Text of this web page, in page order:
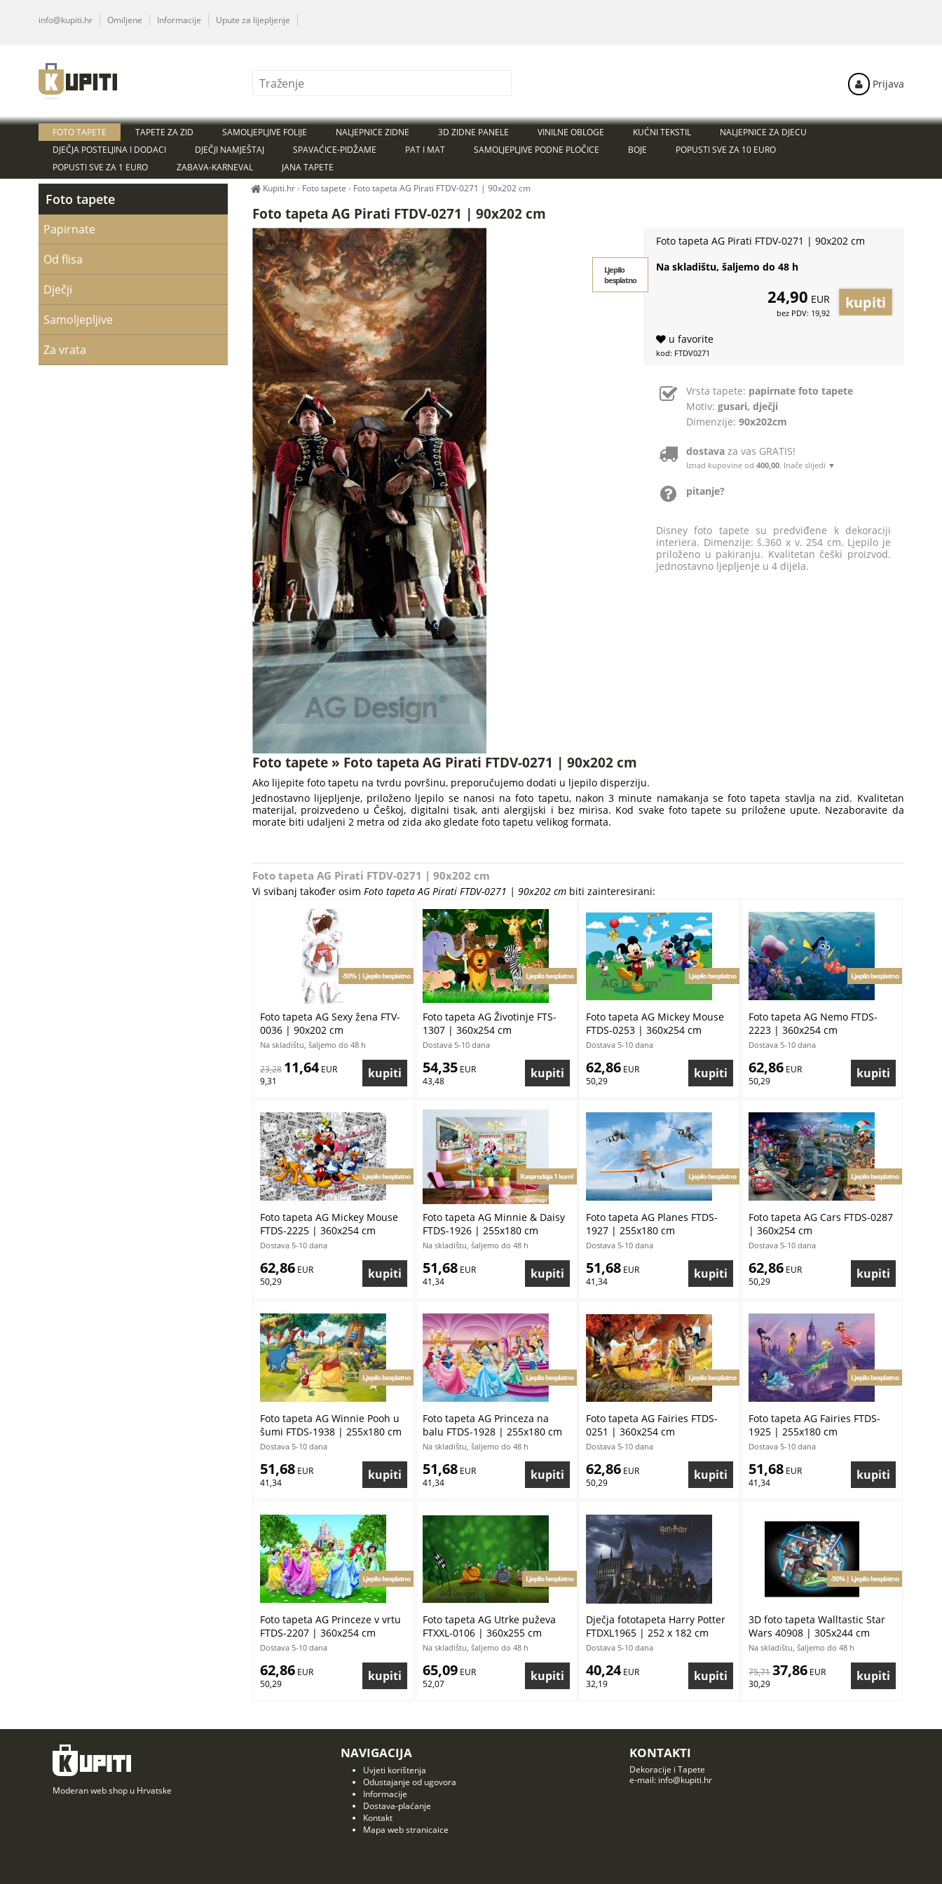
Foto tapeta AG Pirati FTDV-0271 | 90x202 cm
Foto tapeta AG Pirati FTDV-0271 | 90x202 cm
Ljepilo
besplatno
Na skladištu, šaljemo do 48 h
24,90 EUR
bez PDV: 19,92
u favorite
kod: FTDV0271
Vrsta tapete: papirnate foto tapete
Motiv:gusari, dječji
Dimenzije:90x202cm
dostava za vas GRATIS!
Iznad kupovine od400,00. Inače slijedi ▼
pitanje?
Disney foto tapete su predviđene k dekoraciji
interiera. Dimenzije: š.360 x v. 254 cm. Ljepilo je
priloženo u pakiranju. Kvalitetan češki proizvod.
Jednostavno ljepljenje u 4 dijela.
Foto tapete » Foto tapeta AG Pirati FTDV-0271 | 90x202 cm
Ako lijepite foto tapetu na tvrdu površinu, preporučujemo dodati u ljepilo disperziju.
Jednostavno lijepljenje, priloženo ljepilo se nanosi na foto tapetu, nakon 3 minute namakanja se foto tapeta stavlja na zid. Kvalitetan
materijal, proizvedeno u Češkoj, digitalni tisak, anti alergijski i bez mirisa. Kod svake foto tapete su priložene upute. Nezaboravite da
morate biti udaljeni 2 metra od zida ako gledate foto tapetu velikog formata.
Foto tapeta AG Pirati FTDV-0271 | 90x202 cm
Vi svibanj također osim Foto tapeta AG Pirati FTDV-0271 | 90x202 cmbiti zainteresirani:
Foto tapeta AG Sexy žena FTV-
0036 | 90x202 cm
-50% | Ljepilo besplatno
Na skladištu, šaljemo do 48 h
23,28 11,64 EUR
9,31
Foto tapeta AG Životinje FTS-
1307 | 360x254 cm
Ljepilo besplatno
Dostava 5-10 dana
54,35 EUR
43,48
Foto tapeta AG Mickey Mouse
FTDS-0253 | 360x254 cm
Ljepilo besplatno
Dostava 5-10 dana
62,86 EUR
50,29
Foto tapeta AG Nemo FTDS-
2223 | 360x254 cm
Ljepilo besplatno
Dostava 5-10 dana
62,86 EUR
50,29
Foto tapeta AG Mickey Mouse
FTDS-2225 | 360x254 cm
Ljepilo besplatno
Dostava 5-10 dana
62,86 EUR
50,29
Foto tapeta AG Minnie & Daisy
FTDS-1926 | 255x180 cm
Rasprodaja 1 kom!
Na skladištu, šaljemo do 48 h
51,68 EUR
41,34
Foto tapeta AG Planes FTDS-
1927 | 255x180 cm
Ljepilo besplatno
Dostava 5-10 dana
51,68 EUR
41,34
Foto tapeta AG Cars FTDS-0287
| 360x254 cm
Ljepilo besplatno
Dostava 5-10 dana
62,86 EUR
50,29
Foto tapeta AG Winnie Pooh u
šumi FTDS-1938 | 255x180 cm
Ljepilo besplatno
Dostava 5-10 dana
51,68 EUR
41,34
Foto tapeta AG Princeza na
balu FTDS-1928 | 255x180 cm
Ljepilo besplatno
Na skladištu, šaljemo do 48 h
51,68 EUR
41,34
Foto tapeta AG Fairies FTDS-
0251 | 360x254 cm
Ljepilo besplatno
Dostava 5-10 dana
62,86 EUR
50,29
Foto tapeta AG Fairies FTDS-
1925 | 255x180 cm
Ljepilo besplatno
Dostava 5-10 dana
51,68 EUR
41,34
Foto tapeta AG Princeze v vrtu
FTDS-2207 | 360x254 cm
Ljepilo besplatno
Dostava 5-10 dana
62,86 EUR
50,29
Foto tapeta AG Utrke puževa
FTXXL-0106 | 360x255 cm
Ljepilo besplatno
Na skladištu, šaljemo do 48 h
65,09 EUR
52,07
Dječja fototapeta Harry Potter
FTDXL1965 | 252 x 182 cm
Dostava 5-10 dana
40,24 EUR
32,19
3D foto tapeta Walltastic Star
Wars 40908 | 305x244 cm
-50% | Ljepilo besplatno
Na skladištu, šaljemo do 48 h
75,7137,86 EUR
30,29
Foto tapete
Papirnate
Od flisa
Dječji
Samoljepljive
Za vrata
FOTO TAPETE TAPETE ZA ZID SAMOLJEPLJIVE FOLIJE NALJEPNICE ZIDNE 3D ZIDNE PANELE VINILNE OBLOGE KUĆNI TEKSTIL
NALJEPNICE ZA DJECU
DJEČJA POSTELJINA I DODACI
DJEČJI NAMJEŠTAJ SPAVAĆICE-PIDŽAME PAT I MAT SAMOLJEPLJIVE PODNE PLOČICE BOJE
POPUSTI SVE ZA 10 EURO
POPUSTI SVE ZA 1 EURO
ZABAVA-KARNEVAL JANA TAPETE
Kupiti.hr› Foto tapete › Foto tapeta AG Pirati FTDV-0271 | 90x202 cm
info@kupiti.hr Omiljene Informacije Upute za lijepljenje
Prijava
Moderan web shop u Hrvatske
NAVIGACIJA
Uvjeti korištenja
Odustajanje od ugovora
Informacije
Dostava-plaćanje
Kontakt
Mapa web stranicaice
KONTAKTI
Dekoracije i Tapete
e-mail: info@kupiti.hr